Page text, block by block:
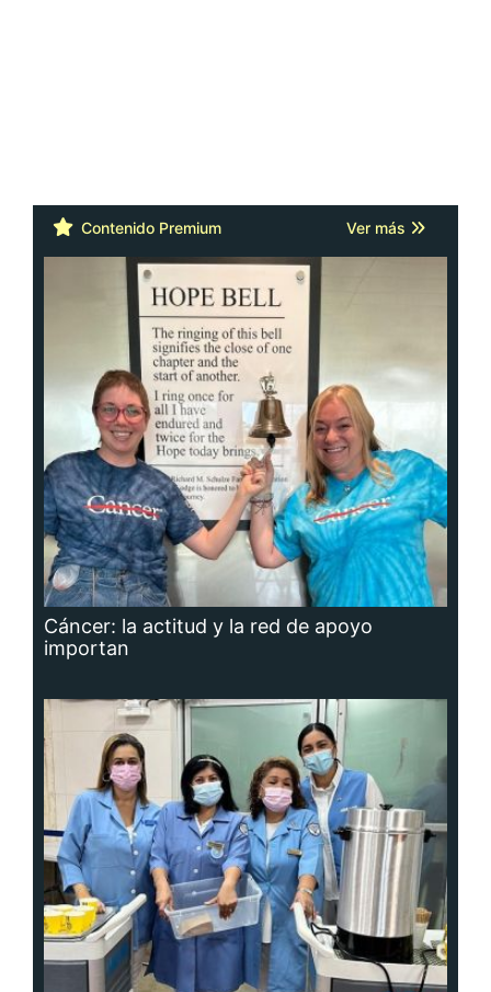
Contenido Premium Ver más
Cáncer: la actitud y la red de apoyo
importan